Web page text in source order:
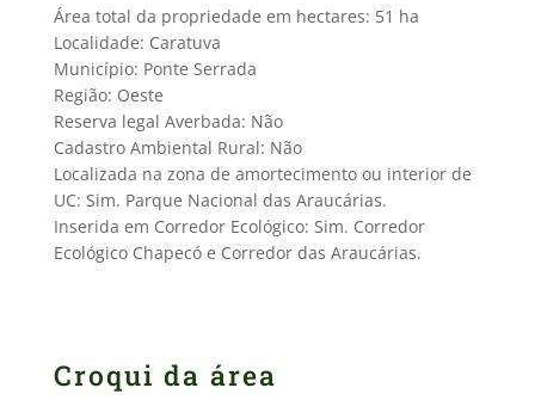
Área total da propriedade em hectares: 51 ha
Localidade: Caratuva
Município: Ponte Serrada
Região: Oeste
Reserva legal Averbada: Não
Cadastro Ambiental Rural: Não
Localizada na zona de amortecimento ou interior de
UC: Sim. Parque Nacional das Araucárias.
Inserida em Corredor Ecológico: Sim. Corredor
Ecológico Chapecó e Corredor das Araucárias.
Croqui da área